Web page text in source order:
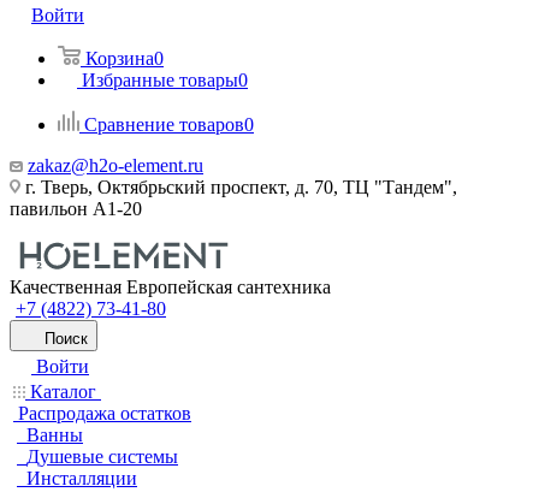
Войти
Корзина0
Избранные товары0
Сравнение товаров0
zakaz@h2o-element.ru
г. Тверь, Октябрьский проспект, д. 70, ТЦ "Тандем",
павильон А1-20
Качественная Европейская сантехника
+7 (4822) 73-41-80
Поиск
Войти
Каталог
Распродажа остатков
Ванны
Душевые системы
Инсталляции